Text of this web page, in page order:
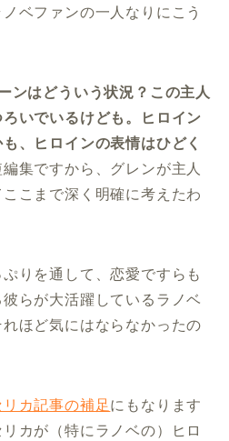
ベファンの一人なりにこう
ンはどういう状況？この主人
いでいるけども。ヒロイン
、ヒロインの表情はひどく
編集ですから、グレンが主人
こまで深く明確に考えたわ
りを通して、恋愛ですらも
らが大活躍しているラノベ
ほど気にはならなかったの
カ記事の補足にもなります
カが（特にラノベの）ヒロ